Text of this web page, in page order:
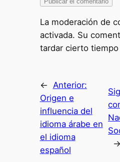
La moderación de
activada. Su
tardar cierto tiempo
← Anterior:
Origen e
influencia del
idioma árabe en
el idioma
español
→